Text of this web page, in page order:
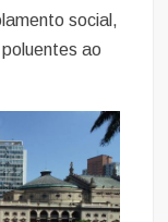
social,
ao